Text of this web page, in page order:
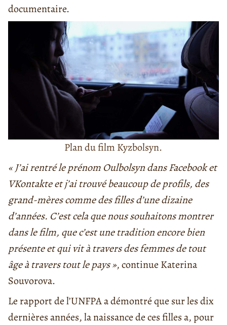
documentaire.
Plan du film Kyzbolsyn.
« J’ai rentré le prénom Oulbolsyn dans Facebook et
VKontakte et j’ai trouvé beaucoup de profils, des
grand-mères comme des filles d’une dizaine
d’années. C’est cela que nous souhaitons montrer
dans le film, que c’est une tradition encore bien
présente et qui vit à travers des femmes de tout
âge à travers tout le pays », continue Katerina
Souvorova.
Le rapport de l’UNFPA a démontré que sur les dix
dernières années, la naissance de ces filles a, pour